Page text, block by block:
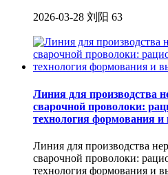
2026-03-28 刘阳 63
Линия для производства
сварочной проволоки:
технология формования
Линия для производства
сварочной проволоки:
технология формования и